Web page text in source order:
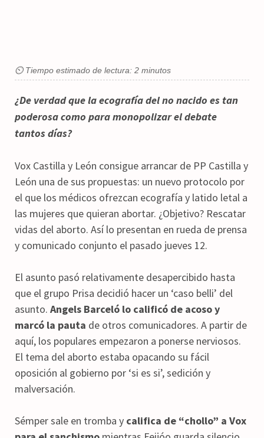
⏲ Tiempo estimado de lectura: 2 minutos
¿De verdad que la ecografía del no nacido es tan
poderosa como para monopolizar el debate
tantos días?
Vox Castilla y León consigue arrancar de PP Castilla y
León una de sus propuestas: un nuevo protocolo por
el que los médicos ofrezcan ecografía y latido letal a
las mujeres que quieran abortar. ¿Objetivo? Rescatar
vidas del aborto. Así lo presentan en rueda de prensa
y comunicado conjunto el pasado jueves 12.
El asunto pasó relativamente desapercibido hasta
que el grupo Prisa decidió hacer un ‘caso belli’ del
asunto. Angels Barceló lo calificó de acoso y
marcó la pauta de otros comunicadores. A partir de
aquí, los populares empezaron a ponerse nerviosos.
El tema del aborto estaba opacando su fácil
oposición al gobierno por ‘si es si’, sedición y
malversación.
Sémper sale en tromba y califica de “chollo” a Vox